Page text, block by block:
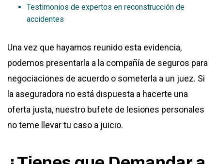
Testimonios de expertos en reconstrucción de
accidentes
Una vez que hayamos reunido esta evidencia,
podemos presentarla a la compañía de seguros para
negociaciones de acuerdo o someterla a un juez. Si
la aseguradora no está dispuesta a hacerte una
oferta justa, nuestro bufete de lesiones personales
no teme llevar tu caso a juicio.